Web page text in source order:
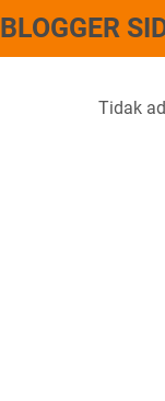
BLOGGER
Tidak